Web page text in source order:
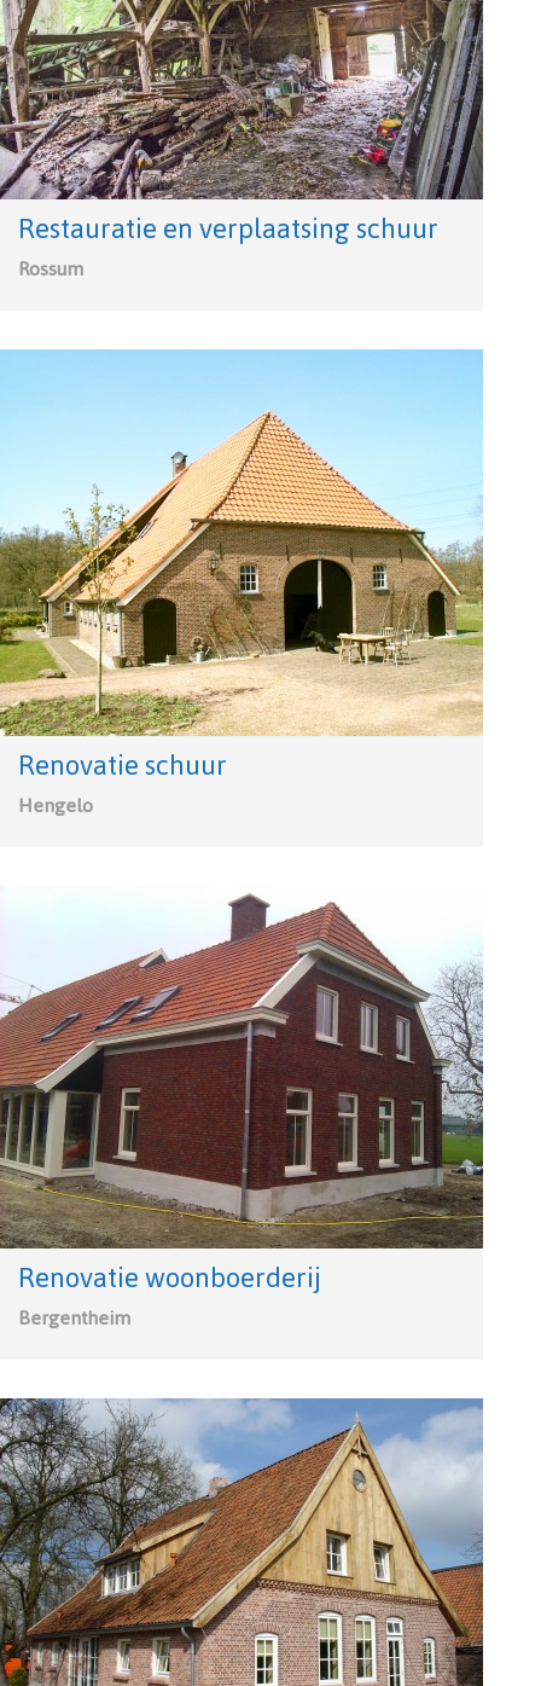
Restauratie en verplaatsing schuur
Rossum
Renovatie schuur
Hengelo
Renovatie woonboerderij
Bergentheim